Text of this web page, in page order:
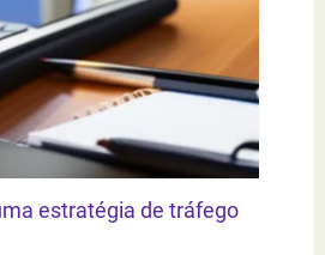
estratégia de tráfego